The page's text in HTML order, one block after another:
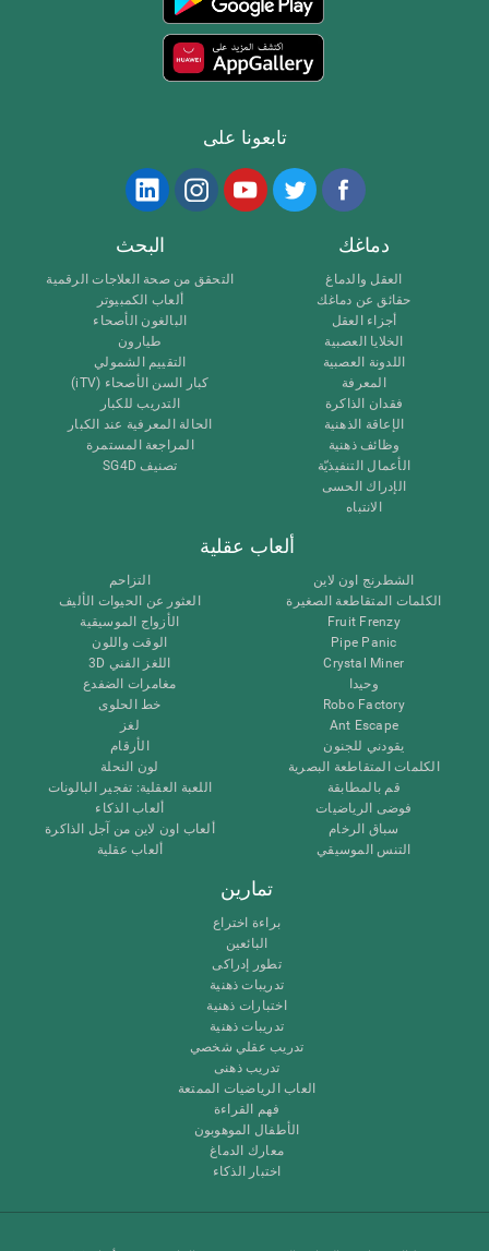
تابعونا على
دماغك
العقل والدماغ
حقائق عن دماغك
أجزاء العقل
الخلايا العصبية
اللدونة العصبية
المعرفة
فقدان الذاكرة
الإعاقة الذهنية
وظائف ذهنية
الأعمال التنفيذيّة
الإدراك الحسى
الانتباه
البحث
التحقق من صحة العلاجات الرقمية
ألعاب الكمبيوتر
البالغون الأصحاء
طيارون
التقييم الشمولي
كبار السن الأصحاء (iTV)
التدريب للكبار
الحالة المعرفية عند الكبار
المراجعة المستمرة
تصنيف SG4D
ألعاب عقلية
الشطرنج اون لاين
الكلمات المتقاطعة الصغيرة
Fruit Frenzy
Pipe Panic
Crystal Miner
وحيدا
Robo Factory
Ant Escape
يقودني للجنون
الكلمات المتقاطعة البصرية
قم بالمطابقة
فوضى الرياضيات
سباق الرخام
التنس الموسيقي
التزاحم
العثور عن الحيوات الأليف
الأزواج الموسيقية
الوقت واللون
اللغز الفني 3D
مغامرات الضفدع
خط الحلوى
لغز
الأرقام
لون النحلة
اللعبة العقلية: تفجير البالونات
ألعاب الذكاء
ألعاب اون لاين من آجل الذاكرة
ألعاب عقلية
تمارين
براءة اختراع
البائعين
تطور إدراكى
تدريبات ذهنية
اختبارات ذهنية
تدريبات ذهنية
تدريب عقلي شخصي
تدريب ذهنى
العاب الرياضيات الممتعة
فهم القراءة
الأطفال الموهوبون
معارك الدماغ
اختبار الذكاء